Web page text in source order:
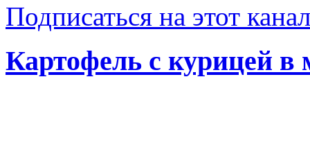
Подписаться на этот
Картофель с курицей в